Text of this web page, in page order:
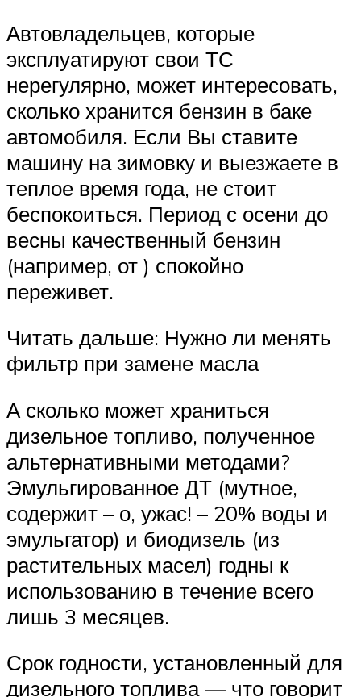
Автовладельцев, которые
эксплуатируют свои ТС
нерегулярно, может интересовать,
сколько хранится бензин в баке
автомобиля. Если Вы ставите
машину на зимовку и выезжаете в
теплое время года, не стоит
беспокоиться. Период с осени до
весны качественный бензин
(например, от ) спокойно
переживет.
Читать дальше: Нужно ли менять
фильтр при замене масла
А сколько может храниться
дизельное топливо, полученное
альтернативными методами?
Эмульгированное ДТ (мутное,
содержит – о, ужас! – 20% воды и
эмульгатор) и биодизель (из
растительных масел) годны к
использованию в течение всего
лишь 3 месяцев.
Срок годности, установленный для
дизельного топлива — что говорит